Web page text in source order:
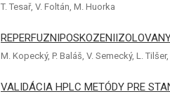
T. Tesař, V. Foltán, M. Huorka
M. Kopecký, P. Baláš, V. Semecký, L.
VALIDÁCIA HPLC METÓDY PRE